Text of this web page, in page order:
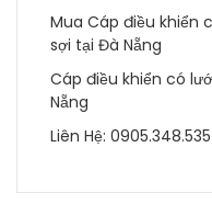
Mua Cáp điều khiển
sợi tại Đà Nẵng
Cáp điều khiển có
Nẵng
Liên Hệ: